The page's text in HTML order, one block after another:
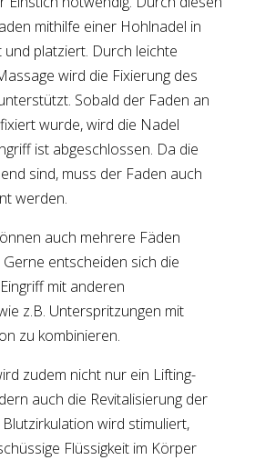
mithilfe einer Hohlnadel in
platziert. Durch leichte
wird die Fixierung des
Sobald der Faden an
wurde, wird die Nadel
ist abgeschlossen. Da die
sind, muss der Faden auch
werden.
auch mehrere Fäden
entscheiden sich die
mit anderen
z.B. Unterspritzungen mit
zu kombinieren.
zudem nicht nur ein Lifting-
auch die Revitalisierung der
wird stimuliert,
Flüssigkeit im Körper